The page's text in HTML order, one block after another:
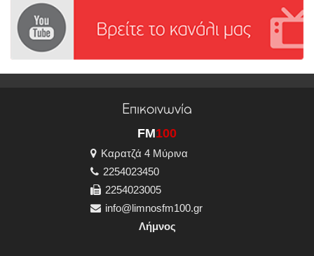
Επικοινωνία
FM100
Καρατζά 4 Μύρινα
2254023450
2254023005
info@limnosfm100.gr
Λήμνος